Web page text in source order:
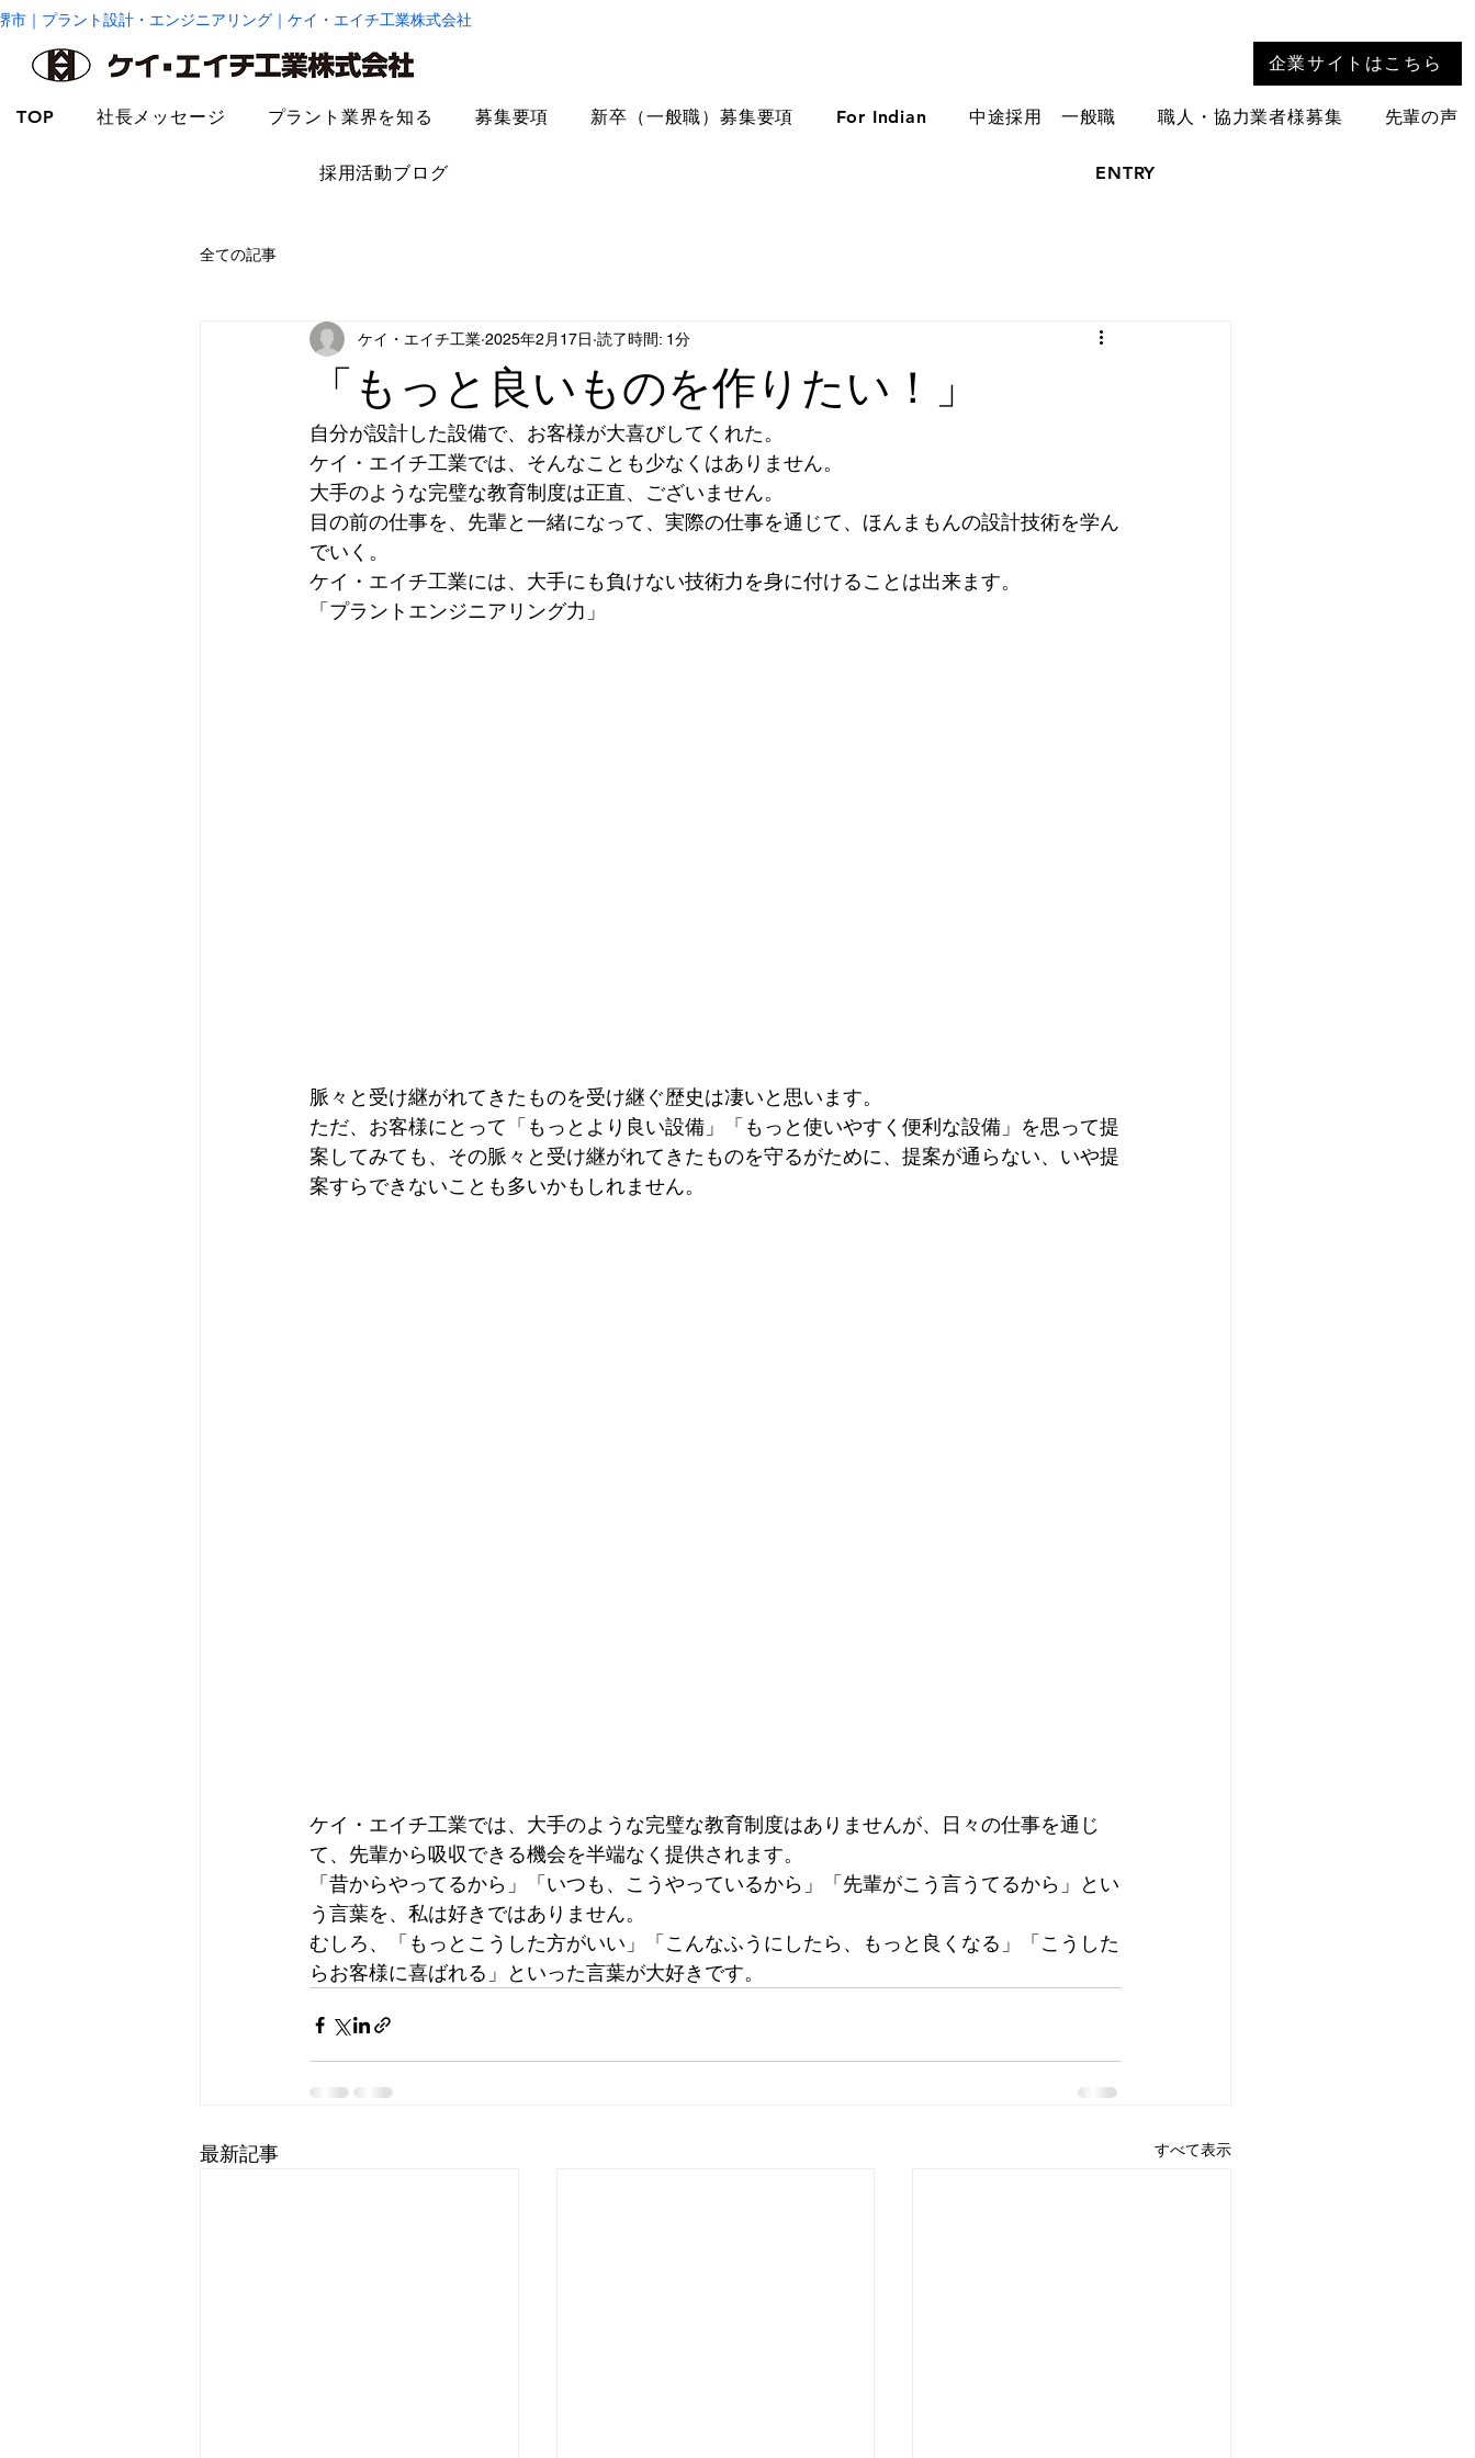
市｜プラント設計・エンジニアリング｜ケイ・エイチ工業株式会社
企業サイトはこちら
TOP 社長メッセージ プラント業界を知る 募集要項 新卒（一般職）募集要項 For Indian 中途採用 一般職 職人・協力業者様募集 先輩の声
採用活動ブログ ENTRY
全ての記事
「もっと良いものを作りたい！」
ケイ・エイチ工業 2025年2月17日 読了時間: 1分
自分が設計した設備で、お客様が大喜びしてくれた。
ケイ・エイチ工業では、そんなことも少なくはありません。
大手のような完璧な教育制度は正直、ございません。
目の前の仕事を、先輩と一緒になって、実際の仕事を通じて、ほんまもんの設計技術を学ん
でいく。
ケイ・エイチ工業には、大手にも負けない技術力を身に付けることは出来ます。
「プラントエンジニアリング力」
脈々と受け継がれてきたものを受け継ぐ歴史は凄いと思います。
ただ、お客様にとって「もっとより良い設備」「もっと使いやすく便利な設備」を思って提
案してみても、その脈々と受け継がれてきたものを守るがために、提案が通らない、いや提
案すらできないことも多いかもしれません。
ケイ・エイチ工業では、大手のような完璧な教育制度はありませんが、日々の仕事を通じ
て、先輩から吸収できる機会を半端なく提供されます。
「昔からやってるから」「いつも、こうやっているから」「先輩がこう言うてるから」とい
う言葉を、私は好きではありません。
むしろ、「もっとこうした方がいい」「こんなふうにしたら、もっと良くなる」「こうした
らお客様に喜ばれる」といった言葉が大好きです。
最新記事 すべて表示